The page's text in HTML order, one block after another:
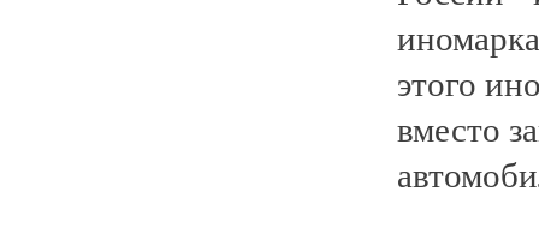
этого
вместо